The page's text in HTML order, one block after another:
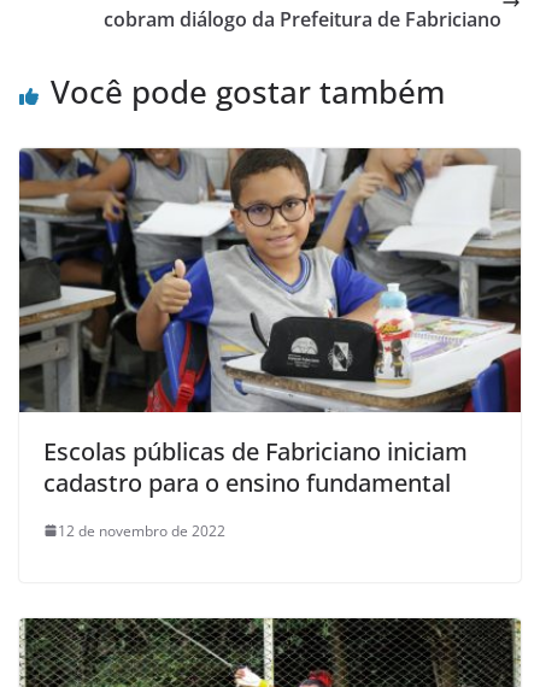
cobram diálogo da Prefeitura de Fabriciano
Você pode gostar também
Escolas públicas de Fabriciano iniciam
cadastro para o ensino fundamental
12 de novembro de 2022